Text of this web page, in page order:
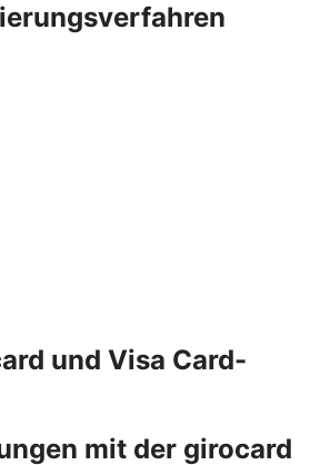
und Visa Card-
mit der girocard